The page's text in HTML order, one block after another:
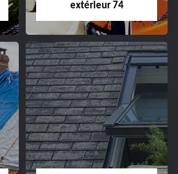
extérieur 74